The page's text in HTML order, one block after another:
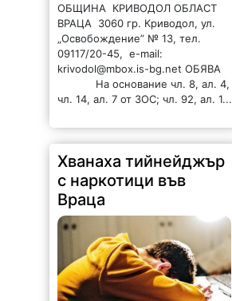
ОБЩИНА КРИВОДОЛ ОБЛАСТ
ВРАЦА 3060 гр. Криводол, ул.
„Освобождение” № 13, тел.
09117/20-45, e-mail:
krivodol@mbox.is-bg.net ОБЯВА
На основание чл. 8, ал. 4,
чл. 14, ал. 7 от ЗОС; чл. 92, ал. 1...
Хванаха тийнейджър
с наркотици във
Враца